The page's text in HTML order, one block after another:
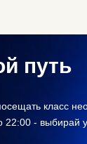
путь
класс
22:00 - выбирай